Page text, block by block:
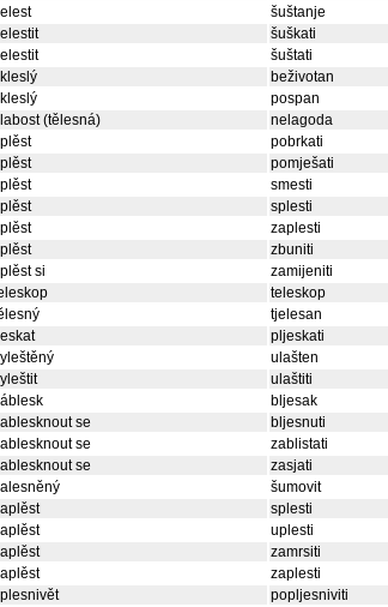
šuštanje
šuškati
šuštati
beživotan
pospan
(tělesná)
nelagoda
pobrkati
pomješati
smesti
splesti
zaplesti
zbuniti
si
zamijeniti
teleskop
tjelesan
pljeskati
ulašten
ulaštiti
bljesak
se
bljesnuti
se
zablistati
se
zasjati
šumovit
splesti
uplesti
zamrsiti
zaplesti
popljesniviti